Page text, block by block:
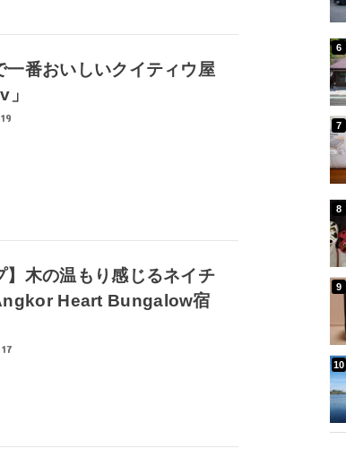
一番おいしいクイティウ屋
】木の温もり感じるネイチ
Heart Bungalow宿